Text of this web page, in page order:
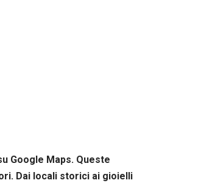
Google Maps. Queste
Dai locali storici ai gioielli